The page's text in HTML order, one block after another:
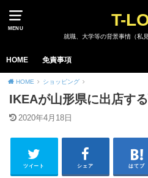
MENU T-
就職、大学等の背景事情（私
HOME 免責事項
HOME ショッピング
IKEAが山形県に出店す
2020年4月18日
ツイート シェア はてブ